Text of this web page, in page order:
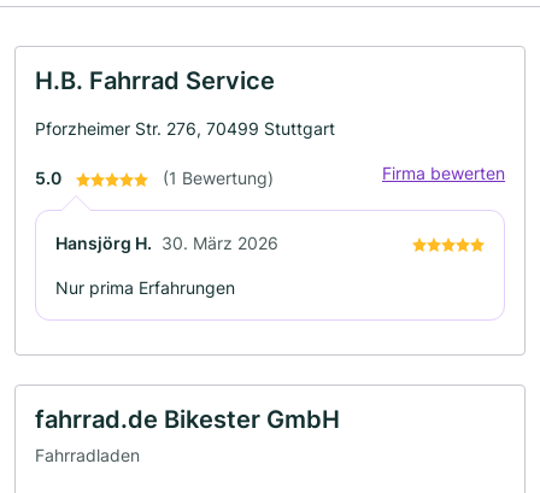
H.B. Fahrrad Service
Pforzheimer Str. 276, 70499 Stuttgart
5.0 (1 Bewertung) Firma bewerten
Hansjörg H. 30. März 2026
Nur prima Erfahrungen
fahrrad.de Bikester GmbH
Fahrradladen